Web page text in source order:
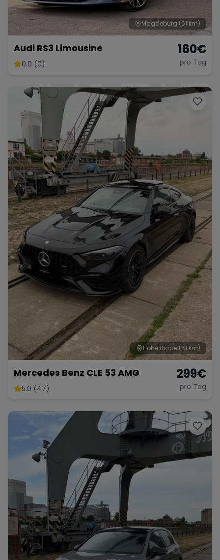
Magdeburg (61 km)
Audi RS3 Limousine
0.0 (0)
160€
pro Tag
Hohe Börde (61 km)
Mercedes Benz CLE 53 AMG
5.0 (47)
299€
pro Tag